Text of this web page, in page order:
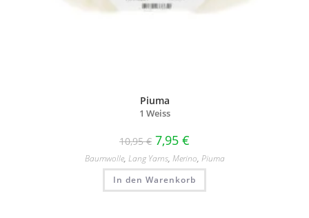
Piuma
1 Weiss
10,95€ 7,95 €
Baumwolle, Lang Yarns, Merino, Piuma
In den Warenkorb